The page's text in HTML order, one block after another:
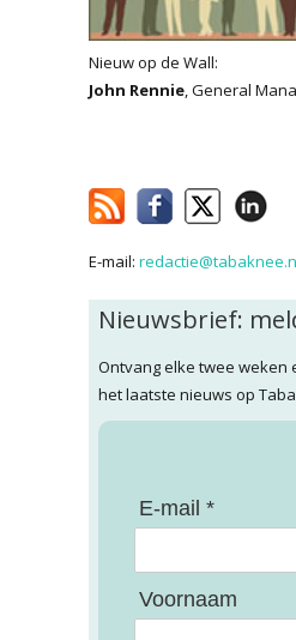
Nieuw op de Wall:
John Rennie, General
E-mail:
Nieuwsbrief:
Ontvang elke twee weken
het laatste nieuws op
E-mail *
Voornaam